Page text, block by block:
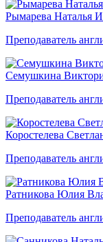
Рымарева Наталья
Преподаватель
Семушкина
Преподаватель
Коростелева
Преподаватель
Ратникова Юлия
Преподаватель